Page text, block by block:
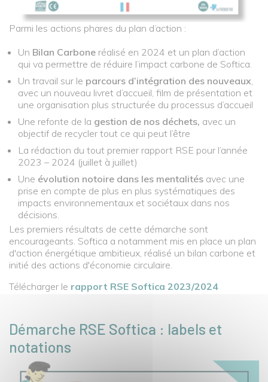
Parmi les actions phares du plan d’action :
Un Bilan Carbone réalisé en 2024 et un plan d’action
qui va permettre de réduire l’impact carbone de Softica.
Un travail sur le parcours d’intégration des nouveaux
avec un nouveau livret d’accueil, film de présentation et
une organisation plus structurée du processus d’accueil
Une refonte de la gestion de nos déchets, avec un
objectif de recycler tout ce qui peut l’être
La rédaction du tout premier rapport RSE pour l’année
2023 – 2024 (juillet à juillet)
Une évolution notoire dans les mentalités avec une
prise en compte de plus en plus systématiques des
impacts environnementaux et sociétaux dans nos
décisions.
Les premiers résultats de cette démarche sont
encourageants. Softica a notamment mis en place un plan
d'action énergétique ambitieux, réalisé un bilan carbone et
initié des actions d'économie circulaire.
Télécharger le rapport RSE Softica 2023/2024
Démarche RSE Softica : labels et
notations